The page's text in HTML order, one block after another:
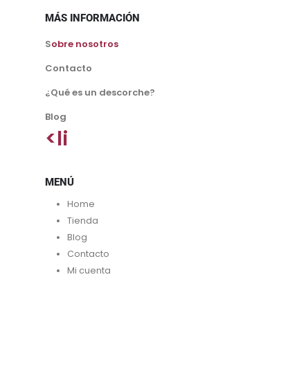
MÁS INFORMACIÓN
Sobre nosotros
Contacto
¿Qué es un descorche?
Blog
<li
MENÚ
Home
Tienda
Blog
Contacto
Mi cuenta